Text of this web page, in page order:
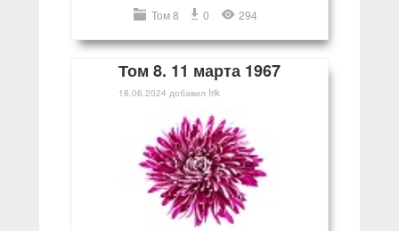
Том 8 0 294
Том 8. 11 марта 1967
18.06.2024 добавил Irik